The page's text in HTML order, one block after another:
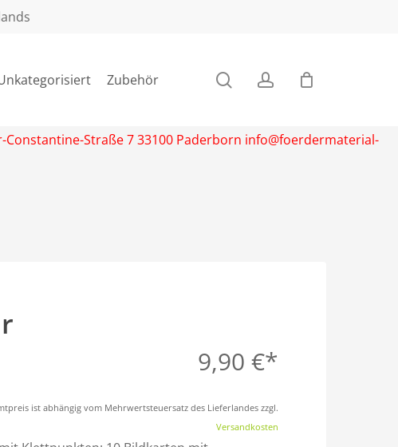
Zubehör searchaccount
Straße 7 33100 Paderborn info@foerdermaterial-
9,90 €
ist abhängig vom Mehrwertsteuersatz des Lieferlandes zzgl.
Versandkosten